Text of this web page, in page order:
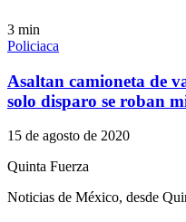
3 min
Policiaca
Asaltan camioneta de
solo disparo se roban
15 de agosto de 2020
Quinta Fuerza
Noticias de México, desde